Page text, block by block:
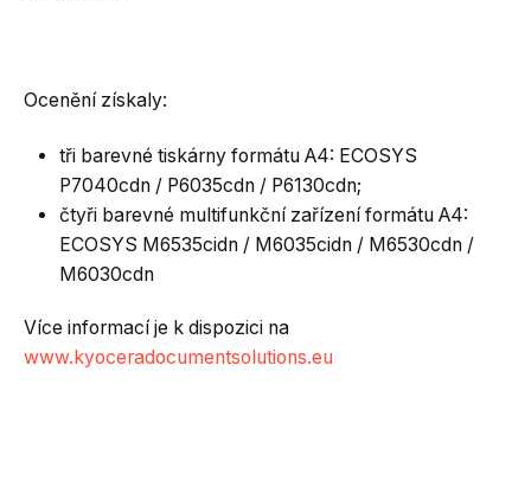
Ocenění získaly:
tři barevné tiskárny formátu A4: ECOSYS
P7040cdn / P6035cdn / P6130cdn;
čtyři barevné multifunkční zařízení formátu A4:
ECOSYS M6535cidn / M6035cidn / M6530cdn /
M6030cdn
Více informací je k dispozici na
www.kyoceradocumentsolutions.eu